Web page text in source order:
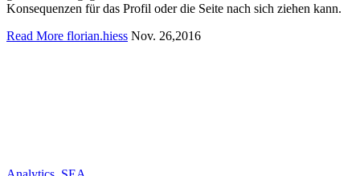
Konsequenzen für das Profil oder die Seite nach sich ziehen kann.
Read More florian.hiess Nov. 26,2016